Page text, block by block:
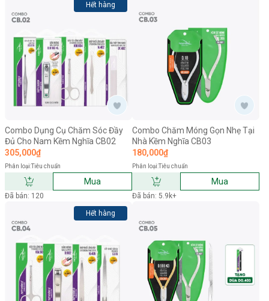
Hết hàng
Combo Dụng Cụ Chăm Sóc Đầy
Đủ Cho Nam Kềm Nghĩa CB02
305,000₫
Phân loại:Tiêu chuẩn
Mua
Đã bán: 120
Combo Chăm Móng Gọn Nhẹ Tại
Nhà Kềm Nghĩa CB03
180,000₫
Phân loại:Tiêu chuẩn
Mua
Đã bán: 5.9k+
Hết hàng